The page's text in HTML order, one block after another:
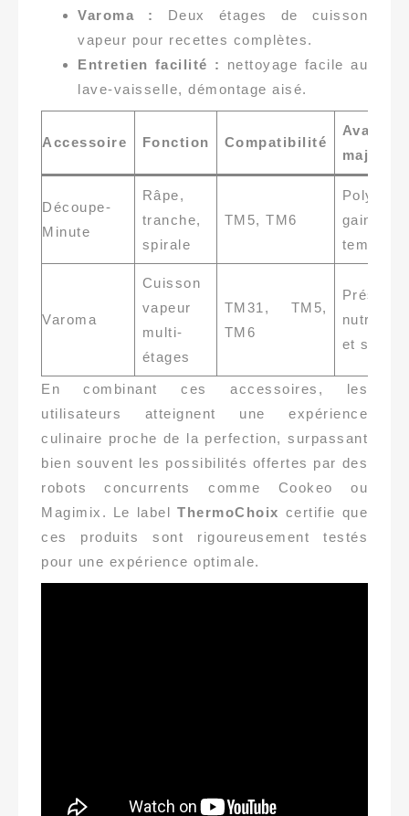
Varoma :
Deux étages de cuisson
vapeur pour recettes complètes.
Entretien facilité :
nettoyage facile au
lave-vaisselle, démontage aisé.
Accessoire Fonction Compatibilité
majeurs
Découpe-
Minute
Râpe,
tranche,
spirale
TM5, TM6
gain
temps
Varoma
Cuisson
vapeur
multi-
étages
TM31, TM5,
TM6
Préserve
et
En combinant ces accessoires, les
utilisateurs atteignent une expérience
culinaire proche de la perfection, surpassant
bien souvent les possibilités offertes par des
robots concurrents comme Cookeo ou
Magimix. Le labelThermoChoix certifie que
ces produits sont rigoureusement testés
pour une expérience optimale.